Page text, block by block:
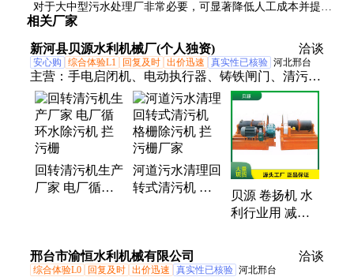
虑。
对于大中型污水处理厂非常必要，可显著降低人工成本并提高
运行稳定性。小型站点可根据预算选择手动或半自动控制。
相关厂家
新河县贝源水利机械厂(个人独资) 洽谈
安心购 综合体验L1 回复及时 出价迅速 真实性已核验 河北邢台
主营： 手电启闭机、电动执行器、铸铁闸门、清污
机、钢制闸门、液压钢坝、卷扬机、液压式翻板门
回转清污机生产
厂家 电厂循环
河道污水清理回
转式清污机 格
贝源 卷扬机 水
利行业用 减少
邢台市渝恒水利机械有限公司 洽谈
综合体验L0 回复及时 出价迅速 真实性已核验 河北邢台